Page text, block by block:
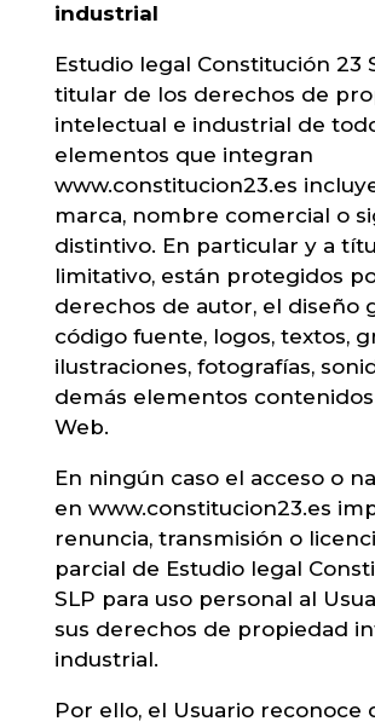
industrial
Estudio legal Constitución 23
titular de los derechos de
intelectual e industrial de
elementos que integran
www.constitucion23.es
marca, nombre comercial o
distintivo. En particular y a
limitativo, están protegidos
derechos de autor, el diseño
código fuente, logos, textos,
ilustraciones, fotografías,
demás elementos
Web.
En ningún caso el acceso o
en www.constitucion23.es
renuncia, transmisión o
parcial de Estudio legal
SLP para uso personal al
sus derechos de propiedad
industrial.
Por ello, el Usuario reconoce